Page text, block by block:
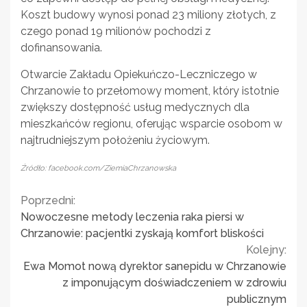
Koszt budowy wynosi ponad 23 miliony złotych, z
czego ponad 19 milionów pochodzi z
dofinansowania.
Otwarcie Zakładu Opiekuńczo-Leczniczego w
Chrzanowie to przełomowy moment, który istotnie
zwiększy dostępność usług medycznych dla
mieszkańców regionu, oferując wsparcie osobom w
najtrudniejszym położeniu życiowym.
Źródło: facebook.com/ZiemiaChrzanowska
Continue
Reading
Poprzedni:
Nowoczesne metody leczenia raka piersi w
Chrzanowie: pacjentki zyskają komfort bliskości
Kolejny:
Ewa Momot nową dyrektor sanepidu w Chrzanowie
z imponującym doświadczeniem w zdrowiu
publicznym